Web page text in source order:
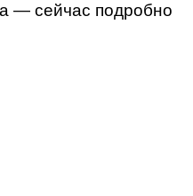
— сейчас подробно